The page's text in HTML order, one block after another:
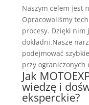
Naszym celem jest
Opracowaliśmy
procesy. Dzięki nim
dokładni.Nasze
podejmować
przy ograniczonych
Jak
wiedzę i
eksperckie?